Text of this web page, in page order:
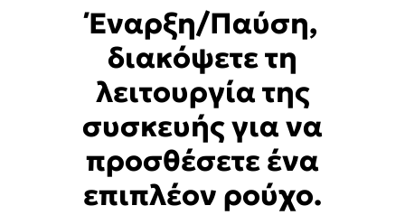
Έναρξη/Παύση,
διακόψετε τη
λειτουργία της
συσκευής για να
προσθέσετε ένα
επιπλέον ρούχο.